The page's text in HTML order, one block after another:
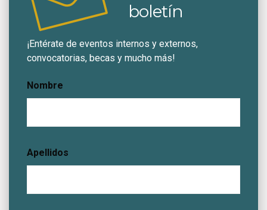
boletín
¡Entérate de eventos internos y externos,
convocatorias, becas y mucho más!
Nombre
Apellidos